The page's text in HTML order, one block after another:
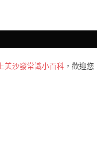
上美沙發常識小百科 ，歡迎您